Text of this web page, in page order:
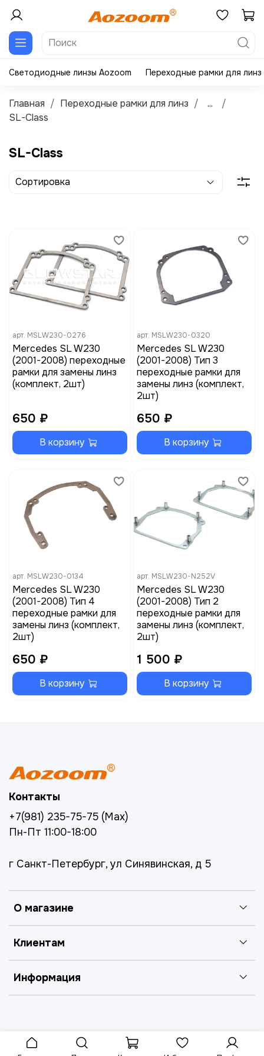
Светодиодные линзы Aozoom Переходные рамки для линз
Главная Переходные рамки для линз
...
SL-Class
SL-Class
арт. MSLW230-0276
Mercedes SL W230
(2001-2008) переходные
рамки для замены линз
(комплект, 2шт)
650 ₽
В корзину
арт. MSLW230-0320
Mercedes SL W230
(2001-2008) Тип 3
переходные рамки для
замены линз (комплект,
2шт)
650 ₽
В корзину
арт. MSLW230-0134
Mercedes SL W230
(2001-2008) Тип 4
переходные рамки для
замены линз (комплект,
2шт)
650 ₽
В корзину
арт. MSLW230-N252V
Mercedes SL W230
(2001-2008) Тип 2
переходные рамки для
замены линз (комплект,
2шт)
1 500 ₽
В корзину
О магазине
Клиентам
Информация
Контакты
+7(981) 235-75-75 (Max)
Пн-Пт 11:00-18:00
г Санкт-Петербург, ул Синявинская, д 5